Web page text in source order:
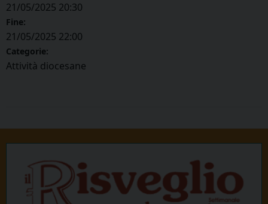
21/05/2025 20:30
Fine:
21/05/2025 22:00
Categorie:
Attività diocesane